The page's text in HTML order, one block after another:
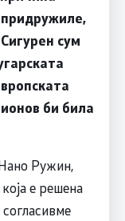
сум
би била
Ружин,
е решена